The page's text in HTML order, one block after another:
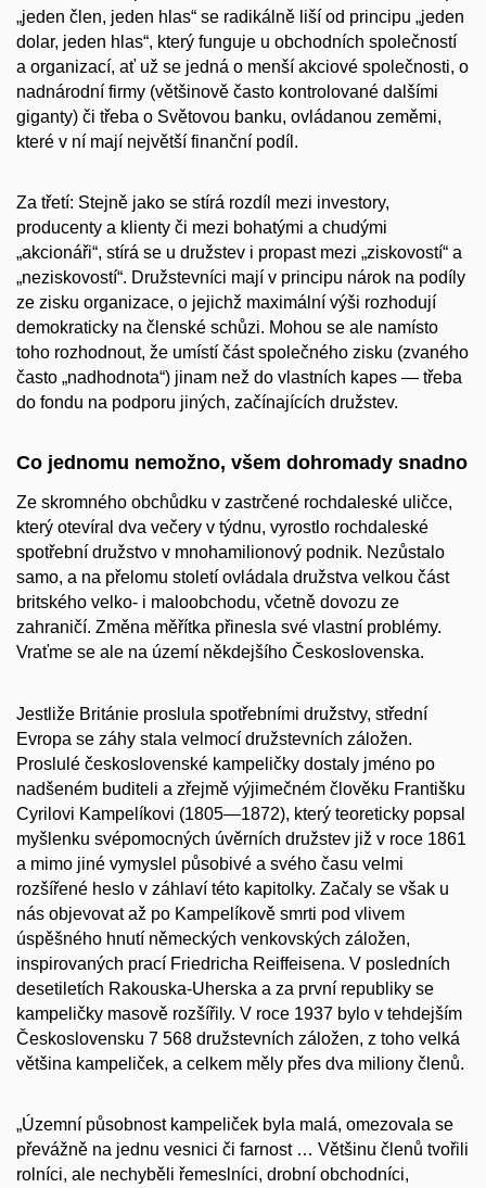
„jeden člen, jeden hlas“ se radikálně liší od principu „jeden
dolar, jeden hlas“, který funguje u obchodních společností
a organizací, ať už se jedná o menší akciové společnosti, o
nadnárodní firmy (většinově často kontrolované dalšími
giganty) či třeba o Světovou banku, ovládanou zeměmi,
které v ní mají největší finanční podíl.
Za třetí: Stejně jako se stírá rozdíl mezi investory,
producenty a klienty či mezi bohatými a chudými
„akcionáři“, stírá se u družstev i propast mezi „ziskovostí“ a
„neziskovostí“. Družstevníci mají v principu nárok na podíly
ze zisku organizace, o jejichž maximální výši rozhodují
demokraticky na členské schůzi. Mohou se ale namísto
toho rozhodnout, že umístí část společného zisku (zvaného
často „nadhodnota“) jinam než do vlastních kapes — třeba
do fondu na podporu jiných, začínajících družstev.
Co jednomu nemožno, všem dohromady snadno
Ze skromného obchůdku v zastrčené rochdaleské uličce,
který otevíral dva večery v týdnu, vyrostlo rochdaleské
spotřební družstvo v mnohamilionový podnik. Nezůstalo
samo, a na přelomu století ovládala družstva velkou část
britského velko- i maloobchodu, včetně dovozu ze
zahraničí. Změna měřítka přinesla své vlastní problémy.
Vraťme se ale na území někdejšího Československa.
Jestliže Británie proslula spotřebními družstvy, střední
Evropa se záhy stala velmocí družstevních záložen.
Proslulé československé kampeličky dostaly jméno po
nadšeném buditeli a zřejmě výjimečném člověku Františku
Cyrilovi Kampelíkovi (1805—1872), který teoreticky popsal
myšlenku svépomocných úvěrních družstev již v roce 1861
a mimo jiné vymyslel působivé a svého času velmi
rozšířené heslo v záhlaví této kapitolky. Začaly se však u
nás objevovat až po Kampelíkově smrti pod vlivem
úspěšného hnutí německých venkovských záložen,
inspirovaných prací Friedricha Reiffeisena. V posledních
desetiletích Rakouska-Uherska a za první republiky se
kampeličky masově rozšířily. V roce 1937 bylo v tehdejším
Československu 7 568 družstevních záložen, z toho velká
většina kampeliček, a celkem měly přes dva miliony členů.
„Územní působnost kampeliček byla malá, omezovala se
převážně na jednu vesnici či farnost … Většinu členů tvořili
rolníci, ale nechyběli řemeslníci, drobní obchodníci,